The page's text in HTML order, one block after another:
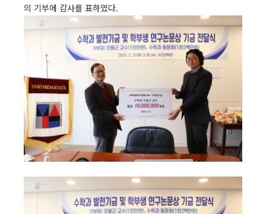
의 기부에 감사를 표하였다.